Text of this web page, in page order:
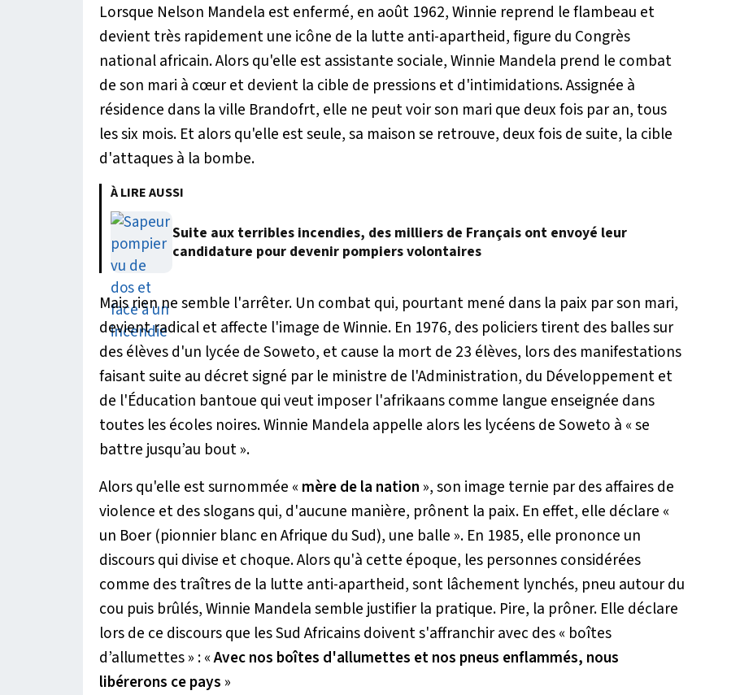
Lorsque Nelson Mandela est enfermé, en août 1962, Winnie reprend le flambeau et
devient très rapidement une icône de la lutte anti-apartheid, figure du Congrès
national africain. Alors qu'elle est assistante sociale, Winnie Mandela prend le combat
de son mari à cœur et devient la cible de pressions et d'intimidations. Assignée à
résidence dans la ville Brandofrt, elle ne peut voir son mari que deux fois par an, tous
les six mois. Et alors qu'elle est seule, sa maison se retrouve, deux fois de suite, la cible
d'attaques à la bombe.
À LIRE AUSSI
Suite aux terribles incendies, des milliers de Français ont envoyé leur
candidature pour devenir pompiers volontaires
Mais rien ne semble l'arrêter. Un combat qui, pourtant mené dans la paix par son mari,
devient radical et affecte l'image de Winnie. En 1976, des policiers tirent des balles sur
des élèves d'un lycée de Soweto, et cause la mort de 23 élèves, lors des manifestations
faisant suite au décret signé par le ministre de l'Administration, du Développement et
de l'Éducation bantoue qui veut imposer l'afrikaans comme langue enseignée dans
toutes les écoles noires. Winnie Mandela appelle alors les lycéens de Soweto à «se
battre jusqu’au bout».
Alors qu'elle est surnommée « mère de la nation », son image ternie par des affaires de
violence et des slogans qui, d'aucune manière, prônent la paix. En effet, elle déclare «
un Boer (pionnier blanc en Afrique du Sud), une balle ». En 1985, elle prononce un
discours qui divise et choque. Alors qu'à cette époque, les personnes considérées
comme des traîtres de la lutte anti-apartheid, sont lâchement lynchés, pneu autour du
cou puis brûlés, Winnie Mandela semble justifier la pratique. Pire, la prôner. Elle déclare
lors de ce discours que les Sud Africains doivent s'affranchir avec des « boîtes
d’allumettes» : «Avec nos boîtes d'allumettes et nos pneus enflammés, nous
libérerons ce pays »